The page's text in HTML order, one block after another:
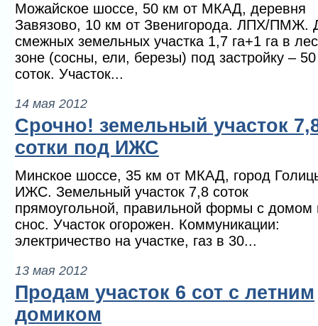
Можайское шоссе, 50 км от МКАД, деревня
Завязово, 10 км от Звенигорода. ЛПХ/ПМЖ.
смежных земельных участка 1,7 га+1 га в
зоне (сосны, ели, березы) под застройку – 50
соток. Участок...
14 мая 2012
Срочно! земельный участок
сотки под ИЖС
Минское шоссе, 35 км от МКАД, город
ИЖС. Земельный участок 7,8 соток
прямоугольной, правильной формы с домом
снос. Участок огорожен. Коммуникации:
электричество на участке, газ в 30...
13 мая 2012
Продам участок 6 сот с летним
домиком